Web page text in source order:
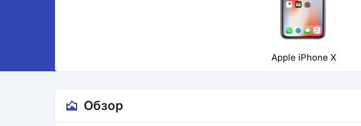
Apple iPhone X
Обзор